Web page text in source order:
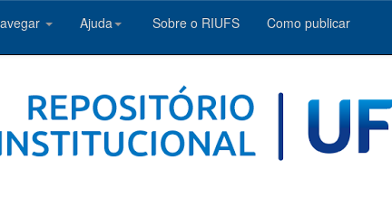
Ajuda Sobre o RIUFS Como publicar